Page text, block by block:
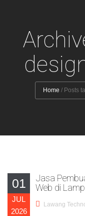
Home / Posts
01
JUL
2026
Jasa
Web di
Lawang